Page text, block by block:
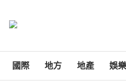
國際 地方 地產 娛樂